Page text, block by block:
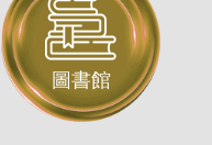
圖書館